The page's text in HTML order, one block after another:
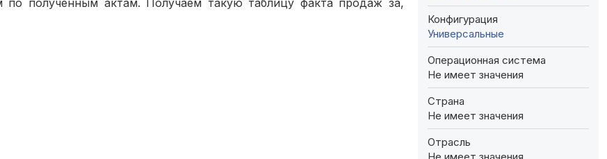
Конфигурация
Универсальные
Операционная система
Не имеет значения
Страна
Не имеет значения
Отрасль
Не имеет значения